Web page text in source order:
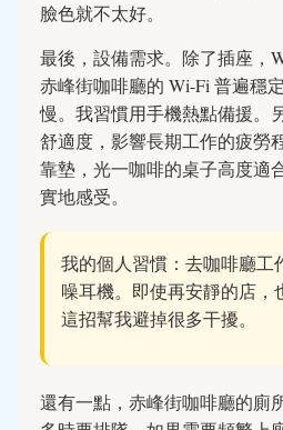
臉色就不太好。
最後，設備需求。除了插座，
赤峰街咖啡廳的 Wi-Fi 普遍穩
慢。我習慣用手機熱點備援。
舒適度，影響長期工作的疲勞
靠墊，光一咖啡的桌子高度適
實地感受。
我的個人習慣：去咖啡廳工
噪耳機。即使再安靜的店，
這招幫我避掉很多干擾。
還有一點，赤峰街咖啡廳的廁